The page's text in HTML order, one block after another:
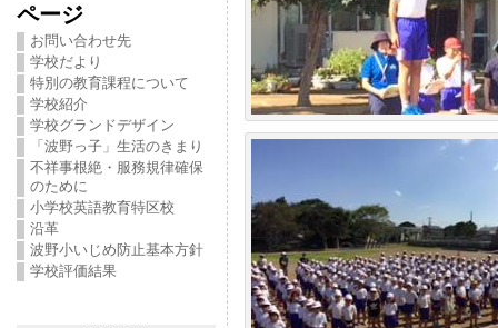
ページ
お問い合わせ先
学校だより
特別の教育課程について
学校紹介
学校グランドデザイン
「波野っ子」生活のきまり
不祥事根絶・服務規律確保
のために
小学校英語教育特区校
沿革
波野小いじめ防止基本方針
学校評価結果